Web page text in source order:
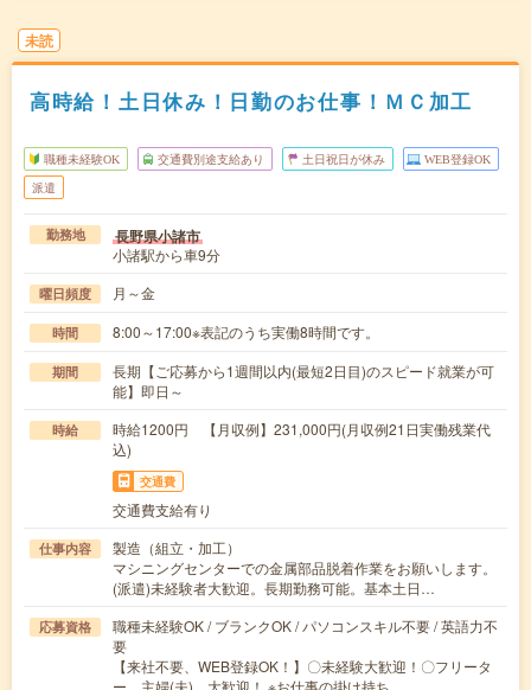
未読
高時給！土日休み！日勤のお仕事！ＭＣ加工
職種未経験OK 交通費別途支給あり 土日祝日が休み WEB登録OK
派遣
勤務地 長野県小諸市
小諸駅から車9分
曜日頻度 月～金
時間 8:00～17:00※表記のうち実働8時間です。
期間
長期【ご応募から1週間以内(最短2日目)のスピード就業が可
能】即日～
時給
時給1200円 【月収例】231,000円(月収例21日実働残業代
込)
交通費
交通費支給有り
仕事内容
製造（組立・加工）
マシニングセンターでの金属部品脱着作業をお願いします。
(派遣)未経験者大歓迎。長期勤務可能。基本土日…
応募資格
職種未経験OK / ブランクOK / パソコンスキル不要 / 英語力不
要
【来社不要、WEB登録OK！】〇未経験大歓迎！〇フリータ
ー、主婦(夫) 大歓迎！ ※お仕事の掛け持ち…